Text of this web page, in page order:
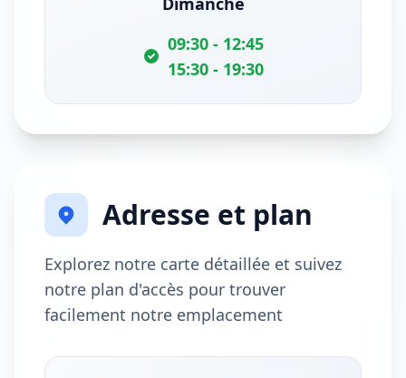
09:30 - 12:45
15:30 - 19:30
Adresse et plan
Explorez notre carte détaillée et suivez
notre plan d'accès pour trouver
facilement notre emplacement